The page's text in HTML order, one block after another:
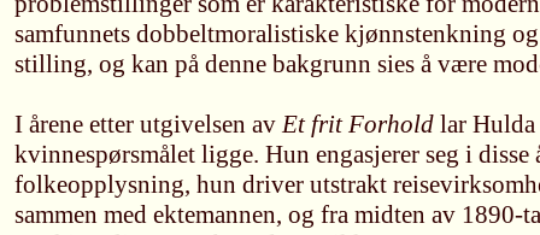
samfunnets dobbeltmoralistiske kjønnstenkning
stilling, og kan på denne bakgrunn sies å være
I årene etter utgivelsen avEt frit Forhold lar
kvinnespørsmålet ligge. Hun engasjerer seg i
folkeopplysning, hun driver utstrakt
sammen med ektemannen, og fra midten av